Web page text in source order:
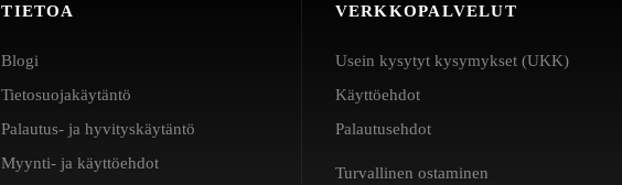
TIETOA
Blogi
Tietosuojakäytäntö
Palautus- ja hyvityskäytäntö
Myynti- ja käyttöehdot
VERKKOPALVELUT
Usein kysytyt kysymykset (UKK)
Käyttöehdot
Palautusehdot
Turvallinen ostaminen